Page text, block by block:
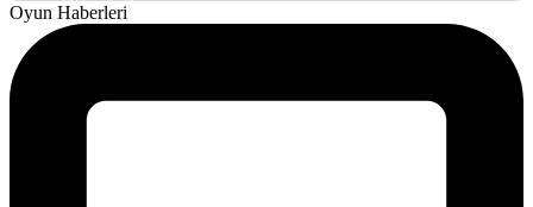
Oyun Haberleri